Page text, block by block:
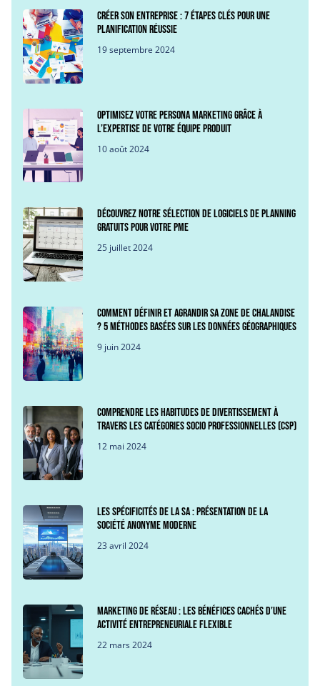
Créer son entreprise : 7 étapes clés pour une
planification réussie
19 septembre 2024
Optimisez votre persona marketing grâce à
l’expertise de votre équipe produit
10 août 2024
Découvrez notre sélection de logiciels de planning
gratuits pour votre PME
25 juillet 2024
Comment définir et agrandir sa zone de chalandise
? 5 méthodes basées sur les données géographiques
9 juin 2024
Comprendre les habitudes de divertissement à
travers les Catégories Socio Professionnelles (CSP)
12 mai 2024
Les spécificités de la SA : Présentation de la
société anonyme moderne
23 avril 2024
Marketing de Réseau : les bénéfices cachés d’une
activité entrepreneuriale flexible
22 mars 2024